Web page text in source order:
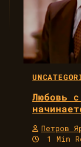
Любовь
Петров
1 Min